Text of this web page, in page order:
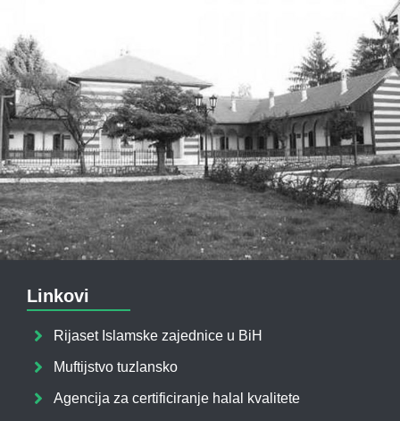
Linkovi
Rijaset Islamske zajednice u BiH
Muftijstvo tuzlansko
Agencija za certificiranje halal kvalitete